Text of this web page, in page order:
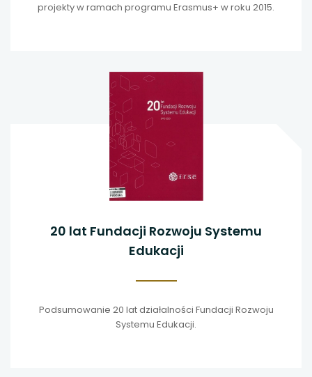
projekty w ramach programu Erasmus+ w roku 2015.
20 lat Fundacji Rozwoju Systemu
Edukacji
Podsumowanie 20 lat działalności Fundacji Rozwoju
Systemu Edukacji.